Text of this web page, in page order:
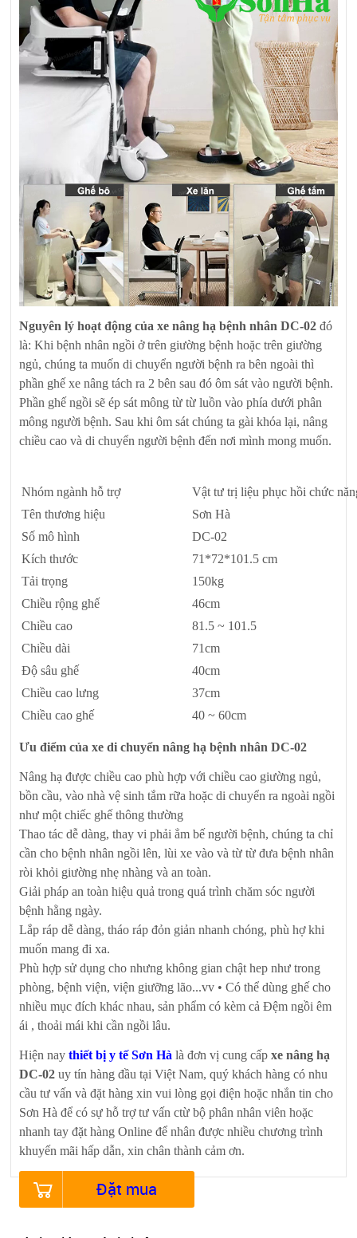
Nguyên lý hoạt động của xe nâng hạ bệnh nhân DC-02 đó
là: Khi bệnh nhân ngồi ở trên giường bệnh hoặc trên giường
ngủ, chúng ta muốn di chuyển người bệnh ra bên ngoài thì
phần ghế xe nâng tách ra 2 bên sau đó ôm sát vào người bệnh.
Phần ghế ngồi sẽ ép sát mông từ từ luồn vào phía dưới phân
mông người bệnh. Sau khi ôm sát chúng ta gài khóa lại, nâng
chiều cao và di chuyển người bệnh đến nơi mình mong muốn.
Nhóm ngành hỗ trợ
Vật tư trị liệu phục hồi chức
Tên thương hiệu
Sơn Hà
Số mô hình
DC-02
Kích thước
71*72*101.5 cm
Tải trọng
150kg
Chiều rộng ghế
46cm
Chiều cao
81.5 ~ 101.5
Chiều dài
71cm
Độ sâu ghế
40cm
Chiều cao lưng
37cm
Chiều cao ghế
40 ~ 60cm
Ưu điểm của xe di chuyển nâng hạ bệnh nhân DC-02
Nâng hạ được chiều cao phù hợp với chiều cao giường ngủ,
bồn cầu, vào nhà vệ sinh tắm rữa hoặc di chuyển ra ngoài ngồi
như một chiếc ghế thông thường
Thao tác dễ dàng, thay vi phải ẳm bế người bệnh, chúng ta chỉ
cần cho bệnh nhân ngồi lên, lùi xe vào và từ từ đưa bệnh nhân
ròi khỏi giường nhẹ nhàng và an toàn.
Giải pháp an toàn hiệu quả trong quá trình chăm sóc người
bệnh hằng ngày.
Lắp ráp dễ dàng, tháo ráp đỏn giản nhanh chóng, phù hợ khi
muốn mang đi xa.
Phù hợp sử dụng cho nhưng không gian chật hep như trong
phòng, bệnh viện, viện giưỡng lão...vv • Có thể dùng ghế cho
nhiều mục đích khác nhau, sản phẩm có kèm cả Đệm ngồi êm
ái , thoải mái khi cần ngồi lâu.
Hiện naythiết bị y tế Sơn Hà là đơn vị cung cấpxe nâng hạ
DC-02 uy tín hàng đầu tại Việt Nam, quý khách hàng có nhu
cầu tư vấn và đặt hàng xin vui lòng gọi điện hoặc nhắn tin cho
Sơn Hà để có sự hỗ trợ tư vấn ctừ bộ phân nhân viên hoặc
nhanh tay đặt hàng Online để nhân được nhiều chương trình
khuyến mãi hấp dẫn, xin chân thành cảm ơn.
Đặt mua